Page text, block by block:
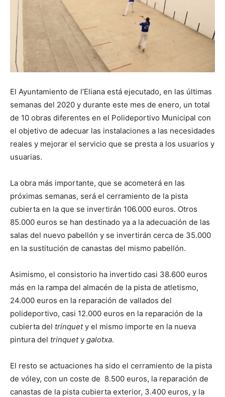
El Ayuntamiento de l’Eliana está ejecutado, en las últimas
semanas del 2020 y durante este mes de enero, un total
de 10 obras diferentes en el Polideportivo Municipal con
el objetivo de adecuar las instalaciones a las necesidades
reales y mejorar el servicio que se presta a los usuarios y
usuarias.
La obra más importante, que se acometerá en las
próximas semanas, será el cerramiento de la pista
cubierta en la que se invertirán 106.000 euros. Otros
85.000 euros se han destinado ya a la adecuación de las
salas del nuevo pabellón y se invertirán cerca de 35.000
en la sustitución de canastas del mismo pabellón.
Asimismo, el consistorio ha invertido casi 38.600 euros
más en la rampa del almacén de la pista de atletismo,
24.000 euros en la reparación de vallados del
polideportivo, casi 12.000 euros en la reparación de la
cubierta del trinquety el mismo importe en la nueva
pintura del trinquety galotxa.
El resto se actuaciones ha sido el cerramiento de la pista
de vóley, con un coste de 8.500 euros, la reparación de
canastas de la pista cubierta exterior, 3.400 euros, y la